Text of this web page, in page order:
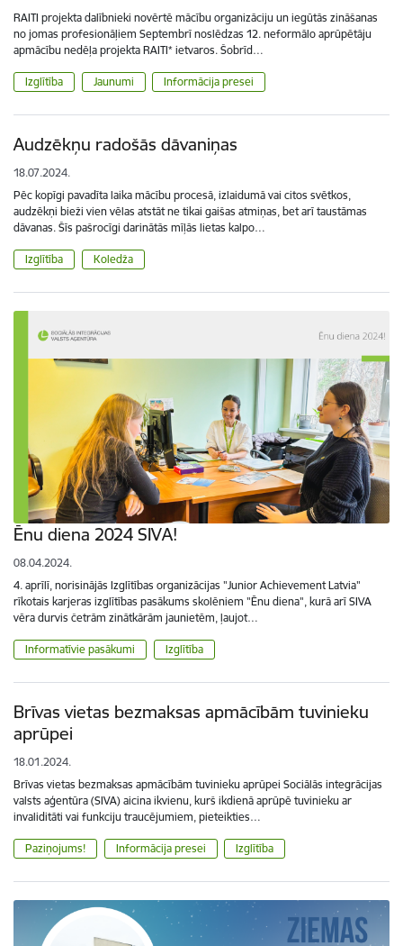
RAITI projekta dalībnieki novērtē mācību organizāciju un iegūtās zināšanas
no jomas profesionāļiem Septembrī noslēdzas 12. neformālo aprūpētāju
apmācību nedēļa projekta RAITI* ietvaros. Šobrīd…
Izglītība Jaunumi Informācija presei
Audzēkņu radošās dāvaniņas
18.07.2024.
Pēc kopīgi pavadīta laika mācību procesā, izlaidumā vai citos svētkos,
audzēkņi bieži vien vēlas atstāt ne tikai gaišas atmiņas, bet arī taustāmas
dāvanas. Šīs pašrocīgi darinātās mīļās lietas kalpo…
Izglītība Koledža
Ēnu diena 2024 SIVA!
08.04.2024.
4. aprīlī, norisinājās Izglītības organizācijas "Junior Achievement Latvia"
rīkotais karjeras izglītības pasākums skolēniem "Ēnu diena", kurā arī SIVA
vēra durvis četrām zinātkārām jaunietēm, ļaujot…
Informatīvie pasākumi Izglītība
Brīvas vietas bezmaksas apmācībām tuvinieku
aprūpei
18.01.2024.
Brīvas vietas bezmaksas apmācībām tuvinieku aprūpei Sociālās integrācijas
valsts aģentūra (SIVA) aicina ikvienu, kurš ikdienā aprūpē tuvinieku ar
invaliditāti vai funkciju traucējumiem, pieteikties…
Paziņojums! Informācija presei Izglītība